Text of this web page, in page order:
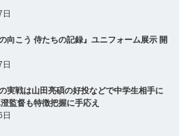
向こう 侍たちの記録』ユニフォーム展示 開
実戦は山田亮碩の好投などで中学生相手に
監督も特徴把握に手応え